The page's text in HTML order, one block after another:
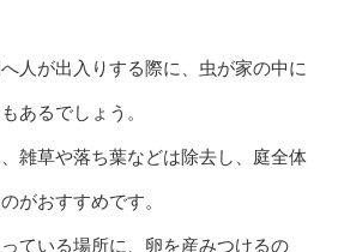
人が出入りする際に、虫が家の中に
あるでしょう。
雑草や落ち葉などは除去し、庭全体
がおすすめです。
ている場所に、卵を産みつけるの